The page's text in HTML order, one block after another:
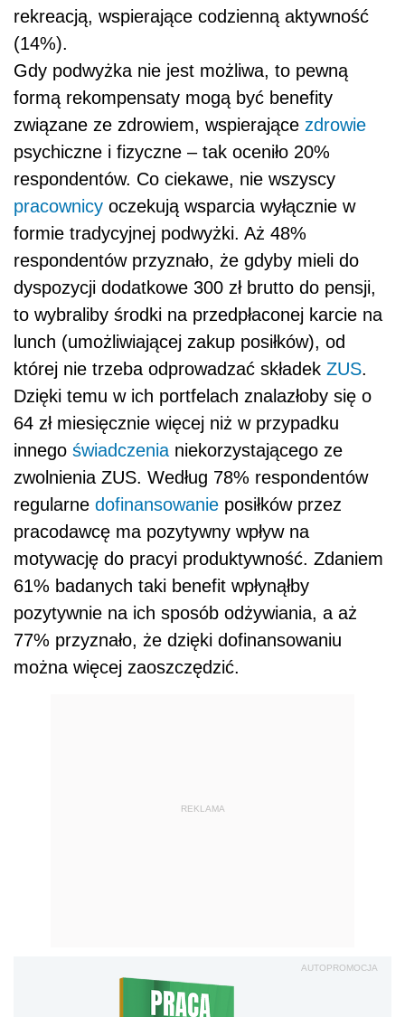
rekreacją, wspierające codzienną aktywność
(14%).
Gdy podwyżka nie jest możliwa, to pewną
formą rekompensaty mogą być benefity
związane ze zdrowiem, wspierające zdrowie
psychiczne i fizyczne – tak oceniło 20%
respondentów. Co ciekawe, nie wszyscy
pracownicy oczekują wsparcia wyłącznie w
formie tradycyjnej podwyżki. Aż 48%
respondentów przyznało, że gdyby mieli do
dyspozycji dodatkowe 300 zł brutto do pensji,
to wybraliby środki na przedpłaconej karcie na
lunch (umożliwiającej zakup posiłków), od
której nie trzeba odprowadzać składek ZUS.
Dzięki temu w ich portfelach znalazłoby się o
64 zł miesięcznie więcej niż w przypadku
innego świadczenia niekorzystającego ze
zwolnienia ZUS. Według 78% respondentów
regularne dofinansowanie posiłków przez
pracodawcę ma pozytywny wpływ na
motywację do pracyi produktywność. Zdaniem
61% badanych taki benefit wpłynąłby
pozytywnie na ich sposób odżywiania, a aż
77% przyznało, że dzięki dofinansowaniu
można więcej zaoszczędzić.
REKLAMA
AUTOPROMOCJA